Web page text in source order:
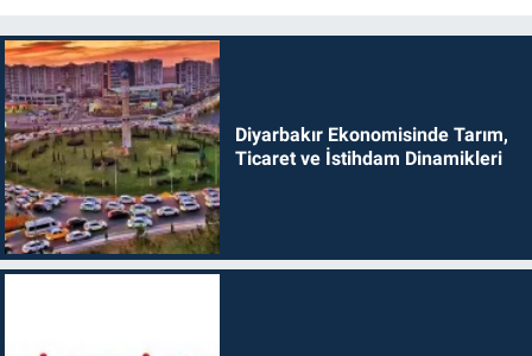
Diyarbakır Ekonomisinde Tarım,
Ticaret ve İstihdam Dinamikleri